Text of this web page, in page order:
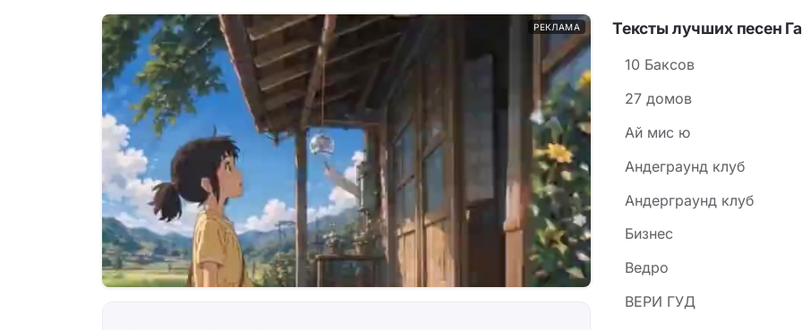
РЕКЛАМА
заставят её
легкомысленное и
(оправдания
повторяющийся мотив
вроде сториз в
Тексты лучших песен
10 Баксов
27 домов
Ай мис ю
Андеграунд клуб
Андерграунд клуб
Бизнес
Ведро
ВЕРИ ГУД